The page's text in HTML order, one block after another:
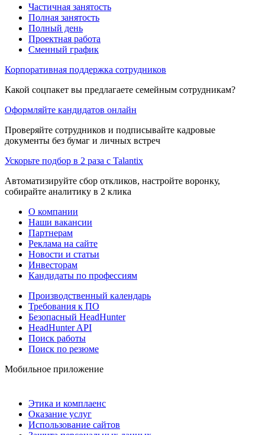
Частичная занятость
Полная занятость
Полный день
Проектная работа
Сменный график
Корпоративная поддержка сотрудников
Какой соцпакет вы предлагаете семейным сотрудникам?
Оформляйте кандидатов онлайн
Проверяйте сотрудников и подписывайте кадровые
документы без бумаг и личных встреч
Ускорьте подбор в 2 раза с Talantix
Автоматизируйте сбор откликов, настройте воронку,
собирайте аналитику в 2 клика
О компании
Наши вакансии
Партнерам
Реклама на сайте
Новости и статьи
Инвесторам
Кандидаты по профессиям
Производственный календарь
Требования к ПО
Безопасный HeadHunter
HeadHunter API
Поиск работы
Поиск по резюме
Мобильное приложение
Этика и комплаенс
Оказание услуг
Использование сайтов